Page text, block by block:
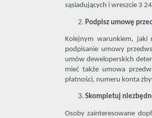
sąsiadujących i wreszcie 3
Podpisz umowę
Kolejnym warunkiem,
podpisanie umowy
umów deweloperskich
mieć także umowa
płatności, numeru konta
Skompletuj
Osoby zainteresowane